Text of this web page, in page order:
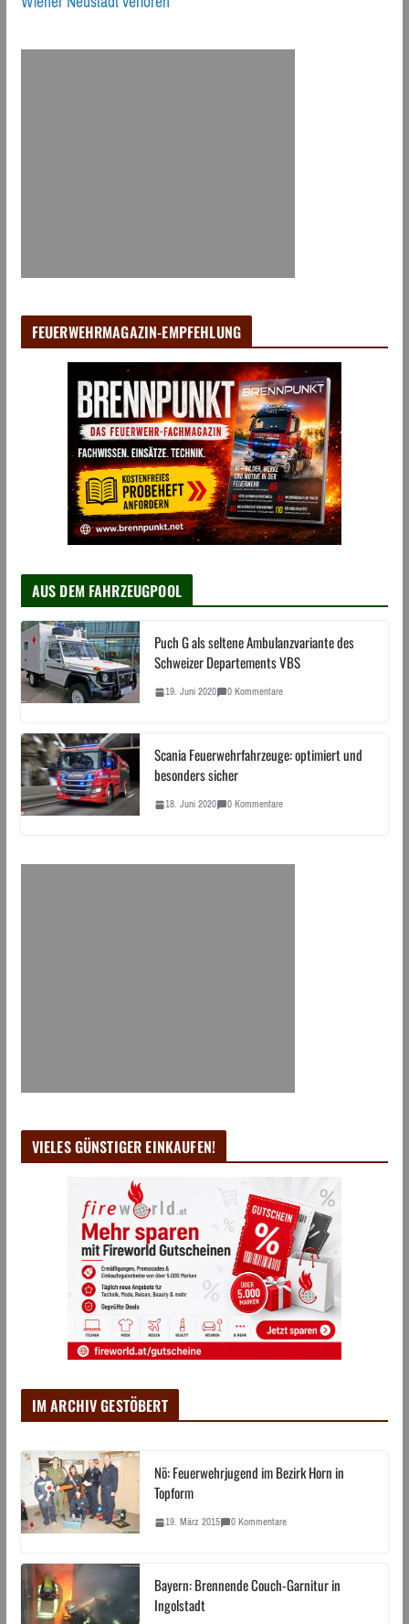
FEUERWEHRMAGAZIN-EMPFEHLUNG
AUS DEM FAHRZEUGPOOL
Puch G als seltene Ambulanzvariante des
Schweizer Departements VBS
19. Juni 2020 0 Kommentare
Scania Feuerwehrfahrzeuge: optimiert und
besonders sicher
18. Juni 2020 0 Kommentare
VIELES GÜNSTIGER EINKAUFEN!
IM ARCHIV GESTÖBERT
Nö: Feuerwehrjugend im Bezirk Horn in
Topform
19. März 2015 0 Kommentare
Bayern: Brennende Couch-Garnitur in
Ingolstadt